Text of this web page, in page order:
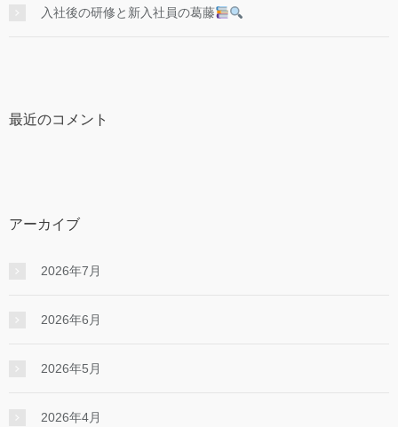
入社後の研修と新入社員の葛藤
最近のコメント
アーカイブ
2026年7月
2026年6月
2026年5月
2026年4月